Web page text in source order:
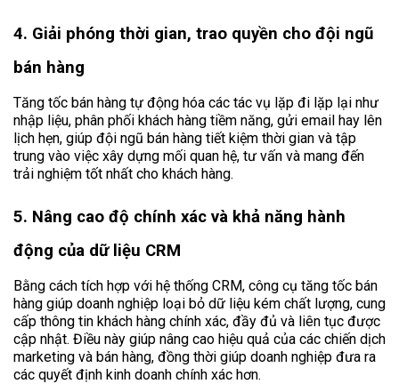
4. Giải phóng thời gian, trao quyền cho đội ngũ
bán hàng
Tăng tốc bán hàng tự động hóa các tác vụ lặp đi lặp lại như
nhập liệu, phân phối khách hàng tiềm năng, gửi email hay lên
lịch hẹn, giúp đội ngũ bán hàng tiết kiệm thời gian và tập
trung vào việc xây dựng mối quan hệ, tư vấn và mang đến
trải nghiệm tốt nhất cho khách hàng.
5. Nâng cao độ chính xác và khả năng hành
động của dữ liệu CRM
Bằng cách tích hợp với hệ thống CRM, công cụ tăng tốc bán
hàng giúp doanh nghiệp loại bỏ dữ liệu kém chất lượng, cung
cấp thông tin khách hàng chính xác, đầy đủ và liên tục được
cập nhật. Điều này giúp nâng cao hiệu quả của các chiến dịch
marketing và bán hàng, đồng thời giúp doanh nghiệp đưa ra
các quyết định kinh doanh chính xác hơn.